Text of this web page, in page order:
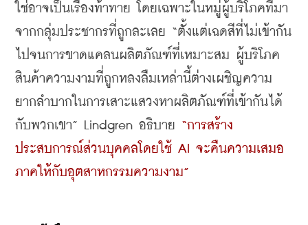
ใช่อาจเป็นเรื่องท้าทาย โดยเฉพาะในหมู่ผู้บริโภคที่มา
จากกลุ่มประชากรที่ถูกละเลย “ตั้งแต่เฉดสีที่ไม่เข้ากัน
ไปจนการขาดแคลนผลิตภัณฑ์ที่เหมาะสม ผู้บริโภค
สินค้าความงามที่ถูกหลงลืมเหล่านี้ต่างเผชิญความ
ยากลำบากในการเสาะแสวงหาผลิตภัณฑ์ที่เข้ากันได้
กับพวกเขา” Lindgren อธิบาย “การสร้าง
ประสบการณ์ส่วนบุคคลโดยใช้ AI จะคืนความเสมอ
ภาคให้กับอุตสาหกรรมความงาม”